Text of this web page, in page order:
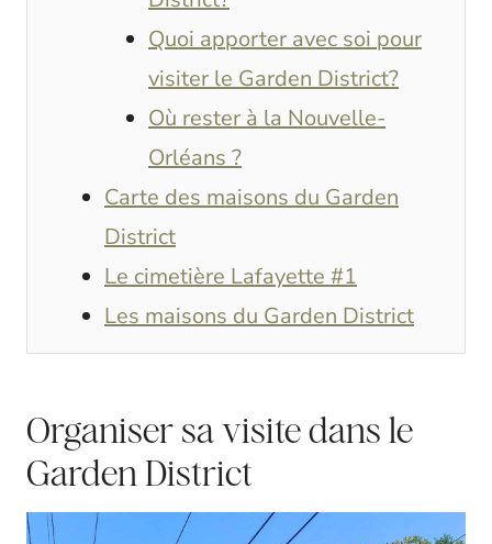
Quoi apporter avec soi pour
visiter le Garden District?
Où rester à la Nouvelle-
Orléans ?
Carte des maisons du Garden
District
Le cimetière Lafayette #1
Les maisons du Garden District
Organiser sa visite dans le
Garden District